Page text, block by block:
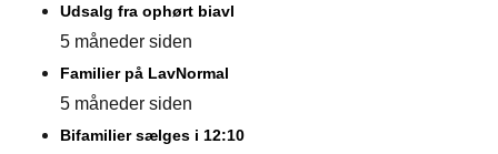
Udsalg fra ophørt biavl
5 måneder siden
Familier på LavNormal
5 måneder siden
Bifamilier sælges i 12:10